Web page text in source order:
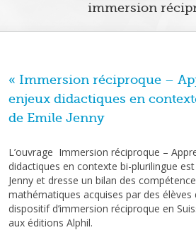
immersion
« Immersion réciproque –
enjeux didactiques en
de Emile Jenny
L’ouvrage Immersion réciproque –
didactiques en contexte bi-plurilingue est
Jenny et dresse un bilan des
mathématiques acquises par des élèves
dispositif d’immersion réciproque en
aux éditions Alphil.